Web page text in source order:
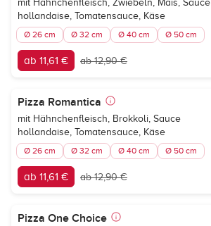
mit Hähnchenfleisch, Zwiebeln, Mais, Sauce
hollandaise, Tomatensauce, Käse
Ø 26 cm Ø 32 cm Ø 40 cm Ø 50 cm
ab 11,61 € ab 12,90 €
Pizza Romantica
mit Hähnchenfleisch, Brokkoli, Sauce
hollandaise, Tomatensauce, Käse
Ø 26 cm Ø 32 cm Ø 40 cm Ø 50 cm
ab 11,61 € ab 12,90 €
Pizza One Choice